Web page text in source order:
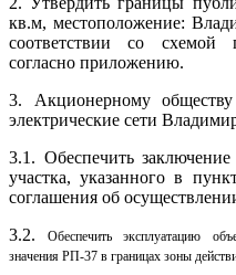
кв.м, местоположение:
соответствии со схемой
согласно приложению.
3. Акционерному
электрические сети
3.1. Обеспечить заключение
участка, указанного в
соглашения об
3.2.
Обеспечить эксплуатацию
значения РП-37 в границах зоны